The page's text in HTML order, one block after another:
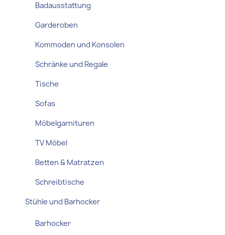
Badausstattung
Garderoben
Kommoden und Konsolen
Schränke und Regale
Tische
Sofas
Möbelgarnituren
TV Möbel
Betten & Matratzen
Schreibtische
Stühle und Barhocker
Barhocker